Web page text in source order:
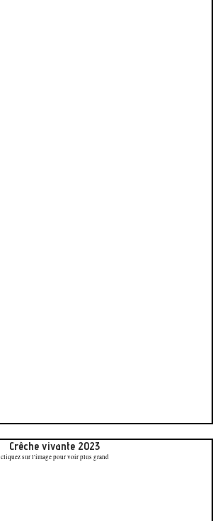
Crêche vivante 2023
cliquez sur l'image pour voir plus grand